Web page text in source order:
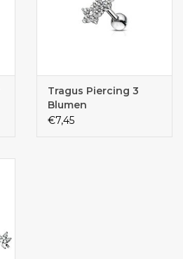
Tragus Piercing 3
Blumen
€7,45